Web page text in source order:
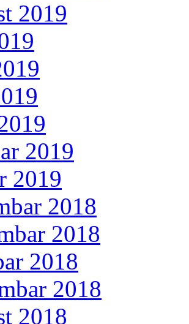
2019
2019
2019
2018
2018
2018
2018
2018